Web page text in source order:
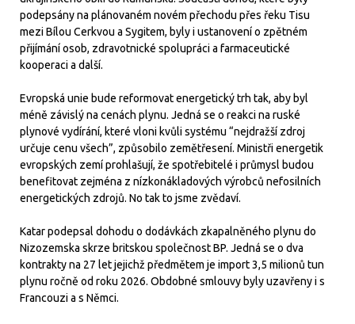
podepsány na plánovaném novém přechodu přes řeku Tisu
mezi Bílou Cerkvou a Sygitem, byly i ustanovení o zpětném
přijímání osob, zdravotnické spolupráci a farmaceutické
kooperaci a další.
Evropská unie bude reformovat energetický trh tak, aby byl
méně závislý na cenách plynu. Jedná se o reakci na ruské
plynové vydírání, které vloni kvůli systému “nejdražší zdroj
určuje cenu všech”, způsobilo zemětřesení. Ministři energetik
evropských zemí prohlašují, že spotřebitelé i průmysl budou
benefitovat zejména z nízkonákladových výrobců nefosilních
energetických zdrojů. No tak to jsme zvědaví.
Katar podepsal dohodu o dodávkách zkapalněného plynu do
Nizozemska skrze britskou společnost BP. Jedná se o dva
kontrakty na 27 let jejichž předmětem je import 3,5 milionů tun
plynu ročně od roku 2026. Obdobné smlouvy byly uzavřeny i s
Francouzi a s Němci.